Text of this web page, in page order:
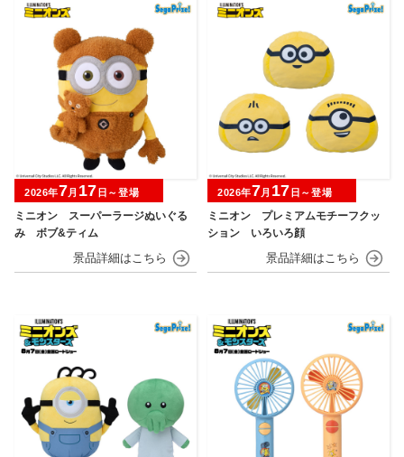
ミニオン スーパーラージぬいぐる
み ボブ&ティム
2026年7月 17 日～登場
ミニオン プレミアムモチーフクッ
ション いろいろ顔
2026年7月 17 日～登場